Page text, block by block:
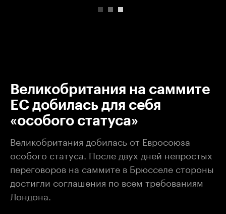
Великобритания на саммите
EC добилась для себя
«особого статуса»
Великобритания добилась от Евросоюза
особого статуса. После двух дней непростых
переговоров на саммите в Брюсселе стороны
достигли соглашения по всем требованиям
Лондона.